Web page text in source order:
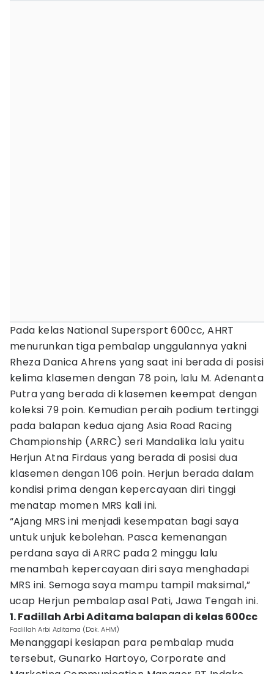
Pada kelas National Supersport 600cc, AHRT
menurunkan tiga pembalap unggulannya yakni
Rheza Danica Ahrens yang saat ini berada di posisi
kelima klasemen dengan 78 poin, lalu M. Adenanta
Putra yang berada di klasemen keempat dengan
koleksi 79 poin. Kemudian peraih podium tertinggi
pada balapan kedua ajang Asia Road Racing
Championship (ARRC) seri Mandalika lalu yaitu
Herjun Atna Firdaus yang berada di posisi dua
klasemen dengan 106 poin. Herjun berada dalam
kondisi prima dengan kepercayaan diri tinggi
menatap momen MRS kali ini.
“Ajang MRS ini menjadi kesempatan bagi saya
untuk unjuk kebolehan. Pasca kemenangan
perdana saya di ARRC pada 2 minggu lalu
menambah kepercayaan diri saya menghadapi
MRS ini. Semoga saya mampu tampil maksimal,”
ucap Herjun pembalap asal Pati, Jawa Tengah ini.
1. Fadillah Arbi Aditama balapan di kelas 600cc
Fadillah Arbi Aditama (Dok. AHM)
Menanggapi kesiapan para pembalap muda
tersebut, Gunarko Hartoyo, Corporate and